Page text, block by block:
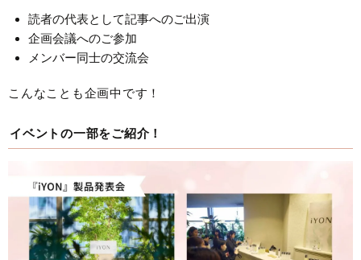
読者の代表として記事へのご出演
企画会議へのご参加
メンバー同士の交流会
こんなことも企画中です！
イベントの一部をご紹介！